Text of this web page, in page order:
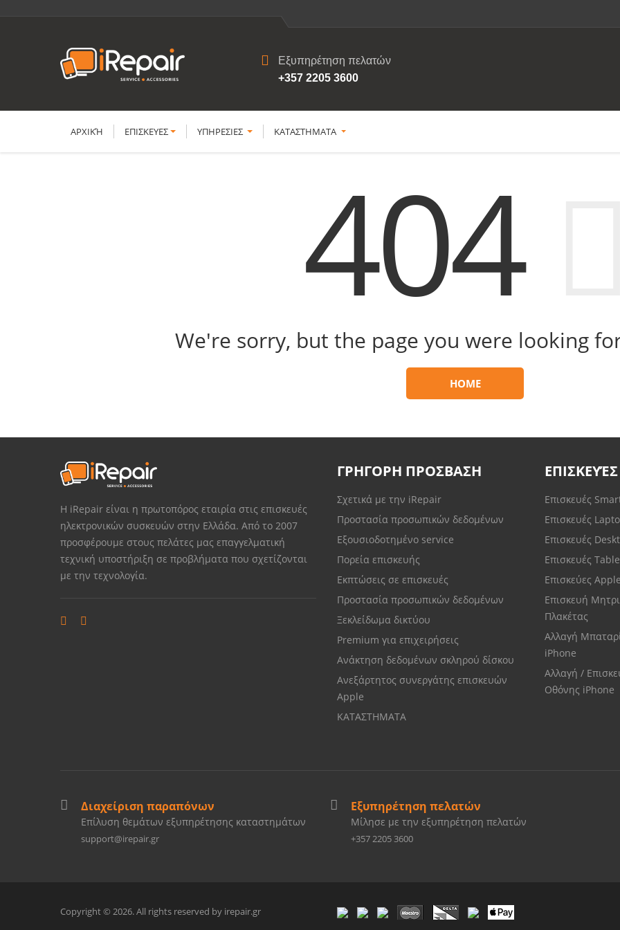
Εξυπηρέτηση πελατών
+357 2205 3600
ΑΡΧΙΚΉ ΕΠΙΣΚΕΥΕΣ YΠΗΡΕΣΙΕΣ ΚΑΤΑΣΤΗΜΑΤΑ
404
We're sorry, but the page you were looking
HOME
Η iRepair είναι η πρωτοπόρος εταιρία στις επισκευές
ηλεκτρονικών συσκευών στην Ελλάδα. Από το 2007
προσφέρουμε στους πελάτες μας επαγγελματική
τεχνική υποστήριξη σε προβλήματα που σχετίζονται
με την τεχνολογία.
ΓΡΗΓΟΡΗ ΠΡΟΣΒΑΣΗ
Σχετικά με την iRepair
Προστασία προσωπικών δεδομένων
Εξουσιοδοτημένο service
Πορεία επισκευής
Εκπτώσεις σε επισκευές
Προστασία προσωπικών δεδομένων
Ξεκλείδωμα δικτύου
Premium για επιχειρήσεις
Ανάκτηση δεδομένων σκληρού δίσκου
Ανεξάρτητος συνεργάτης επισκευών
Apple
ΚΑΤΑΣΤΗΜΑΤΑ
ΕΠΙΣΚΕΥΈΣ
Επισκευές
Επισκευές
Επισκευές
Επισκευές
Επισκεύες
Επισκευή
Πλακέτας
Αλλαγή
iPhone
Αλλαγή /
Οθόνης iPhone
Διαχείριση παραπόνων
Επίλυση θεμάτων εξυπηρέτησης καταστημάτων
support@irepair.gr
Εξυπηρέτηση πελατών
Μίλησε με την εξυπηρέτηση πελατών
+357 2205 3600
Copyright © 2026. All rights reserved by irepair.gr